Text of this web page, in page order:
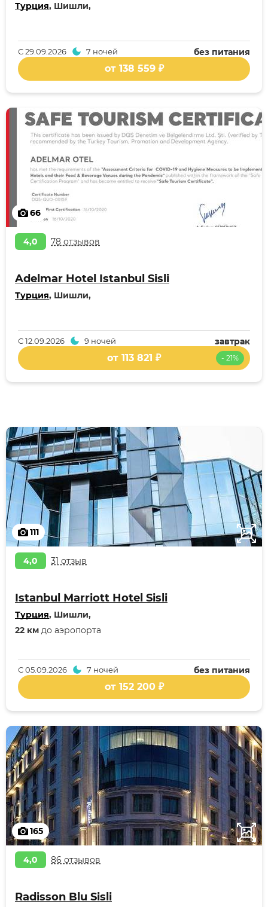
Турция, Шишли,
без питания
С29.09.2026 7 ночей
от 138 559 ₽
66
4,0 78 отзывов
Adelmar Hotel Istanbul Sisli
Турция, Шишли,
завтрак
С12.09.2026 9 ночей
- 21%
от 113 821 ₽
111
4,0 31 отзыв
Istanbul Marriott Hotel Sisli
Турция, Шишли,
22 км до аэропорта
без питания
С05.09.2026 7 ночей
от 152 200 ₽
165
4,0 86 отзывов
Radisson Blu Sisli